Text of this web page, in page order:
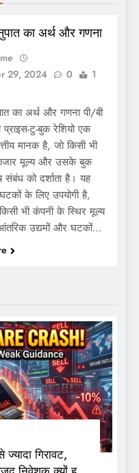
गिरावट,
का अर्थ और गणना
29, 2024
0
1
का अर्थ और गणना पी/बी
टु-बुक रेशियो एक
मानक है, जो किसी भी
मूल्य और उसके बुक
को दर्शाता है। यह
के लिए उपयोगी है,
भी कंपनी के स्थिर मूल्य
उद्यमों और घटकों…